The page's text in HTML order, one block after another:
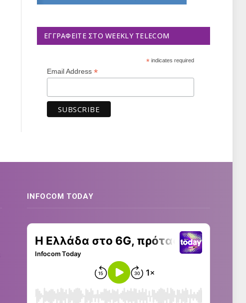
ΕΓΓΡΑΦΕΊΤΕ ΣΤΟ WEEKLY TELECOM
*indicates required
Email Address *
INFOCOM TODAY